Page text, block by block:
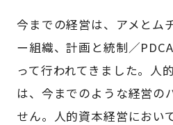
今までの経営は、アメとム
ー組織、計画と統制／
って行われてきました。人
は、今までのような経営の
せん。人的資本経営におい